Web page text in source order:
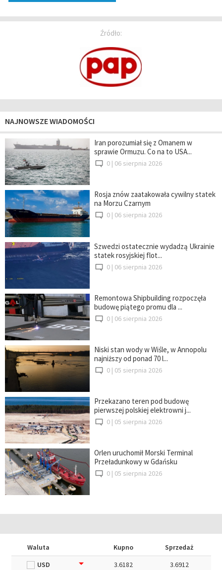
Źródło:
NAJNOWSZE WIADOMOŚCI
Iran porozumiał się z Omanem w
sprawie Ormuzu. Co na to USA...
0 | 06 sierpnia 2026
Rosja znów zaatakowała cywilny statek
na Morzu Czarnym
0 | 06 sierpnia 2026
Szwedzi ostatecznie wydadzą Ukrainie
statek rosyjskiej flot...
0 | 06 sierpnia 2026
Remontowa Shipbuilding rozpoczęła
budowę piątego promu dla ...
0 | 06 sierpnia 2026
Niski stan wody w Wiśle, w Annopolu
najniższy od ponad 70 l...
0 | 05 sierpnia 2026
Przekazano teren pod budowę
pierwszej polskiej elektrowni j...
0 | 05 sierpnia 2026
Orlen uruchomił Morski Terminal
Przeładunkowy w Gdańsku
0 | 05 sierpnia 2026
Waluta Kupno
Sprzedaż
USD
3.6182
3.6912